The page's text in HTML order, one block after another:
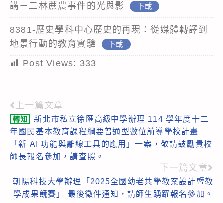
講－二林蔗農事件的光與影
下載
8381-歷史學科中心歷史的再現：從媒體轉譯到
地景行動的教育實驗
下載
Post Views: 333
Read
more
articles
上一篇文章
轉知
新北市私立徐匯高級中學辦理 114 學年度十二
年國民基本教育課程綱要普通型數位前導學校計畫
「新 AI 功能與離線工具的應用」一案，敬請鼓勵貴校
師長報名參加，請查照。
下一篇文章
朝陽科技大學辦理「2025全國幼老共學教案設計暨教
學成果競賽」 最後徵件通知，請師生踴躍報名參加。